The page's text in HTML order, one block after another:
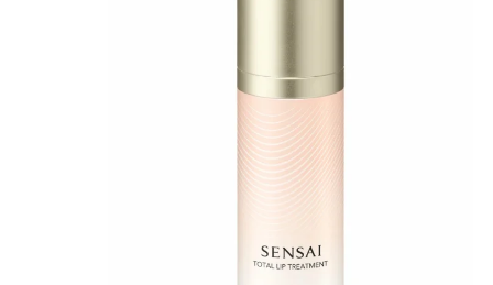
PROMO
Fragranze